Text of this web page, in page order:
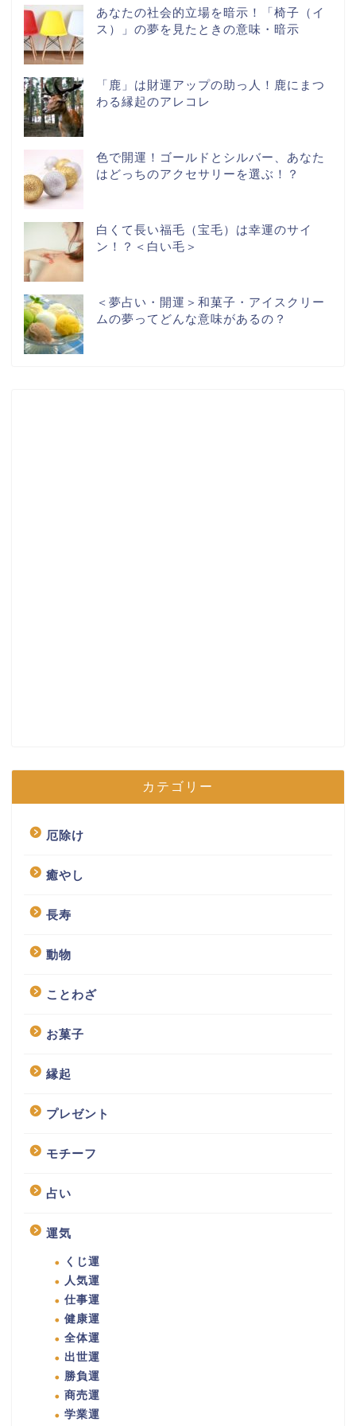
あなたの社会的立場を暗示！「椅子（イ
ス）」の夢を見たときの意味・暗示
「鹿」は財運アップの助っ人！鹿にまつ
わる縁起のアレコレ
色で開運！ゴールドとシルバー、あなた
はどっちのアクセサリーを選ぶ！？
白くて長い福毛（宝毛）は幸運のサイ
ン！？＜白い毛＞
＜夢占い・開運＞和菓子・アイスクリー
ムの夢ってどんな意味があるの？
カテゴリー
厄除け
癒やし
長寿
動物
ことわざ
お菓子
縁起
プレゼント
モチーフ
占い
運気
くじ運
人気運
仕事運
健康運
全体運
出世運
勝負運
商売運
学業運